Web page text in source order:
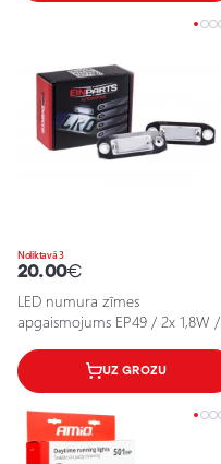
Noliktavā 3
20.00€
LED numura zīmes
apgaismojums EP49 / 2x 1,8W /
25-0118
UZ GROZU